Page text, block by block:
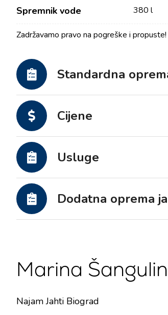
Spremnik vode 380 l
Zadržavamo pravo na pogreške i propuste!
Standardna
Cijene
Usluge
Dodatna oprema
Marina
Najam Jahti Biograd
Novosti / Blog
O nama
Partneri
Često postavljana pitanja
Jedrilice
Motorni
Motorni